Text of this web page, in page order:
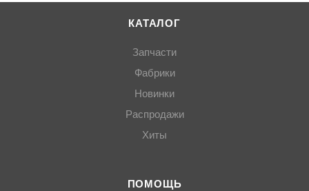
КАТАЛОГ
Запчасти
Фабрики
Новинки
Распродажи
Хиты
ПОМОЩЬ